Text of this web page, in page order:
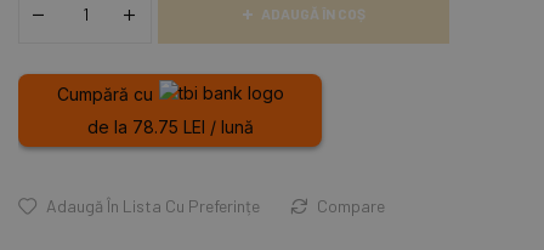
ADAUGĂ ÎN COȘ
Cumpără cu
de la 78.75 LEI / lună
Adaugă În Lista Cu Preferințe Compare